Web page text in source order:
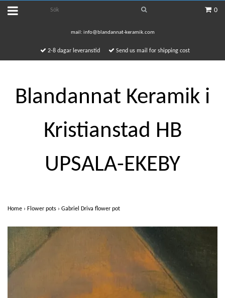
0
mail: info@blandannat-keramik.com
2-8 dagar leveranstid Send us mail for shipping cost
Blandannat Keramik i
Kristianstad HB
UPSALA-EKEBY
Home › Flower pots › Gabriel Driva flower pot